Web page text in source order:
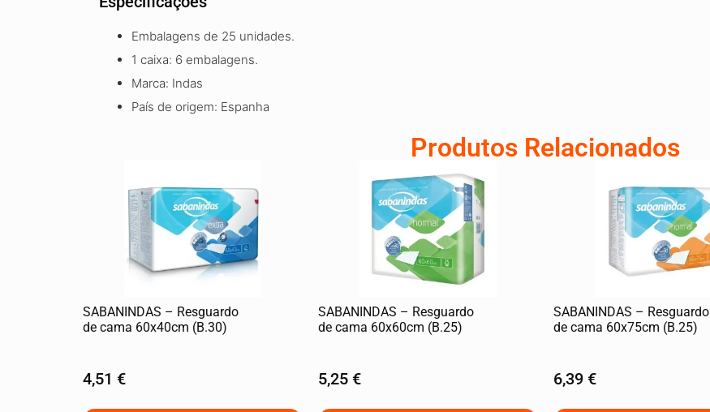
Embalagens de 25 unidades.
1 caixa: 6 embalagens.
Marca: Indas
País de origem: Espanha
Produtos Relacionados
SABANINDAS – Resguardo
de cama 60x40cm (B.30)
4,51 €
SABANINDAS – Resguardo
de cama 60x60cm (B.25)
5,25 €
SABANINDAS – Resguardo
de cama 60x75cm (B.25)
6,39 €